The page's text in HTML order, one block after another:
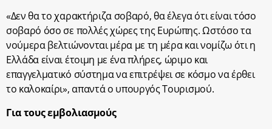
«Δεν θα το χαρακτήριζα σοβαρό, θα έλεγα ότι είναι τόσο
σοβαρό όσο σε πολλές χώρες της Ευρώπης. Ωστόσο τα
νούμερα βελτιώνονται μέρα με τη μέρα και νομίζω ότι η
Ελλάδα είναι έτοιμη με ένα πλήρες, ώριμο και
επαγγελματικό σύστημα να επιτρέψει σε κόσμο να έρθει
το καλοκαίρι», απαντά ο υπουργός Τουρισμού.
Για τους εμβολιασμούς